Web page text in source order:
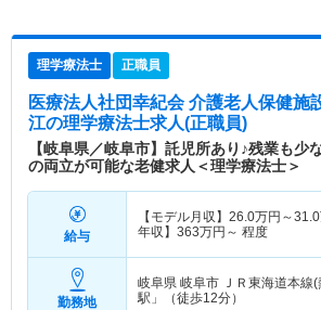
理学療法士 正職員
医療法人社団幸紀会 介護老人保健施
江の理学療法士求人(正職員)
【岐阜県／岐阜市】託児所あり♪残業も少
の両立が可能な老健求人＜理学療法士＞
給与
【モデル月収】 26.0万円～31.0
年収】 363万円～ 程度
勤務地
岐阜県 岐阜市 ＪＲ東海道本線
駅」（徒歩12分）